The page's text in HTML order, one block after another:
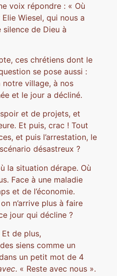
voix répondre : « Où
Wiesel, qui nous a
de Dieu à
ces chrétiens dont le
se pose aussi :
notre village, à nos
et le jour a décliné.
et de projets, et
Et puis, crac ! Tout
et puis l’arrestation, le
désastreux ?
la situation dérape. Où
Face à une maladie
et de l’économie.
n’arrive plus à faire
jour qui décline ?
de plus,
siens comme un
un petit mot de 4
. « Reste avec nous ».